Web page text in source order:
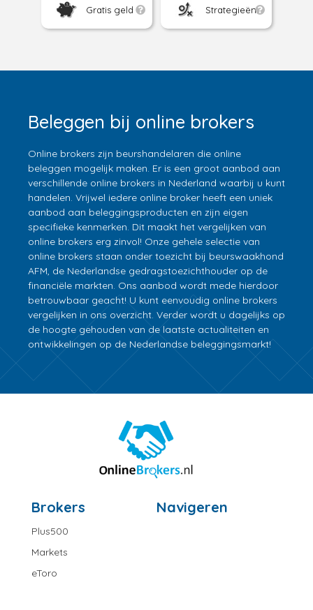
Gratis geld Strategieën
Beleggen bij online brokers
Online brokers zijn beurshandelaren die online
beleggen mogelijk maken. Er is een groot aanbod aan
verschillende online brokers in Nederland waarbij u kunt
handelen. Vrijwel iedere online broker heeft een uniek
aanbod aan beleggingsproducten en zijn eigen
specifieke kenmerken. Dit maakt het vergelijken van
online brokers erg zinvol! Onze gehele selectie van
online brokers staan onder toezicht bij beurswaakhond
AFM, de Nederlandse gedragstoezichthouder op de
financiële markten. Ons aanbod wordt mede hierdoor
betrouwbaar geacht! U kunt eenvoudig online brokers
vergelijken in ons overzicht. Verder wordt u dagelijks op
de hoogte gehouden van de laatste actualiteiten en
ontwikkelingen op de Nederlandse beleggingsmarkt!
Brokers
Plus500
Markets
eToro
Navigeren